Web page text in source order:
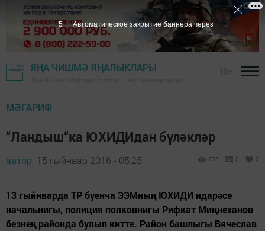
ЯҢА ЧИШМӘ ЯҢАЛЫКЛАРЫ
МӘГАРИФ
“Ландыш“ка ЮХИДИдан бүләкләр
автор, 15 гыйнвар 2016 - 05:25 828 0 0
13 гыйнварда ТР буенча ЭЭМның ЮХИДИ идарәсе
начальнигы, полиция полковнигы Рифкат Миңнеханов
безнең районда булып китте. Район башлыгы Вячеслав
4 Автоматическое закрытие баннера через